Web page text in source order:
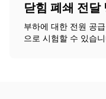
닫힘 폐쇄 전달
부하에 대한 전원 공
으로 시험할 수 있습